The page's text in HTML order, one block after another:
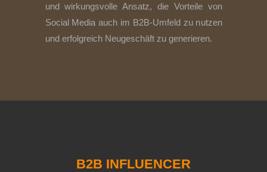
und wirkungsvolle Ansatz, die Vorteile von
Social Media auch im B2B-Umfeld zu nutzen
und erfolgreich Neugeschäft zu generieren.
B2B INFLUENCER